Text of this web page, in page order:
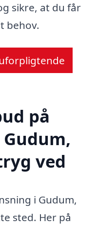
sikre, at du får
behov.
på
ved
i Gudum,
sted. Her på